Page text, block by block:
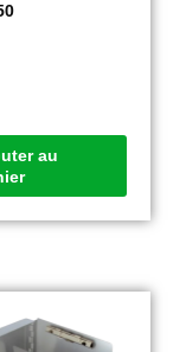
au